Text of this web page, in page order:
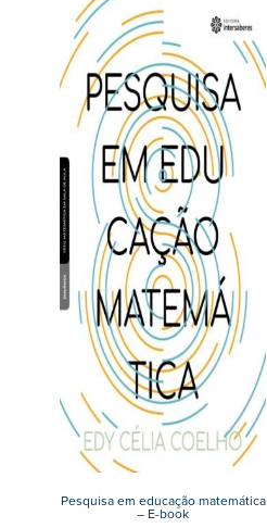
Pesquisa em educação matemática
– E-book